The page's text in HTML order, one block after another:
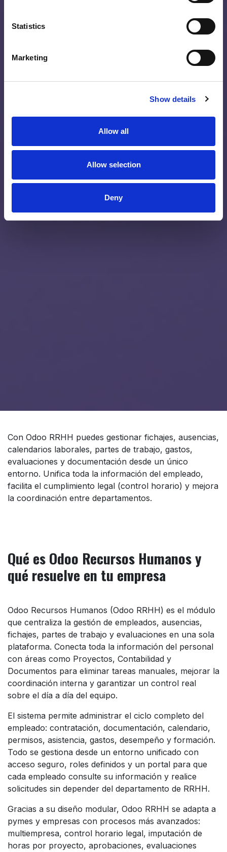
Statistics
Marketing
Show details
Allow all
Allow selection
Deny
Con Odoo RRHH puedes gestionar fichajes, ausencias,
calendarios laborales, partes de trabajo, gastos,
evaluaciones y documentación desde un único
entorno. Unifica toda la información del empleado,
facilita el cumplimiento legal (control horario) y mejora
la coordinación entre departamentos.
Qué es Odoo Recursos Humanos y
qué resuelve en tu empresa
Odoo Recursos Humanos (Odoo RRHH) es el módulo
que centraliza la gestión de empleados, ausencias,
fichajes, partes de trabajo y evaluaciones en una sola
plataforma. Conecta toda la información del personal
con áreas como Proyectos, Contabilidad y
Documentos para eliminar tareas manuales, mejorar la
coordinación interna y garantizar un control real
sobre el día a día del equipo.
El sistema permite administrar el ciclo completo del
empleado: contratación, documentación, calendario,
permisos, asistencia, gastos, desempeño y formación.
Todo se gestiona desde un entorno unificado con
acceso seguro, roles definidos y un portal para que
cada empleado consulte su información y realice
solicitudes sin depender del departamento de RRHH.
Gracias a su diseño modular, Odoo RRHH se adapta a
pymes y empresas con procesos más avanzados:
multiempresa, control horario legal, imputación de
horas por proyecto, aprobaciones, evaluaciones